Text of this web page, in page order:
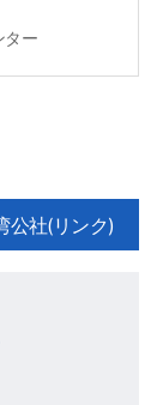
ター
公社(リンク)